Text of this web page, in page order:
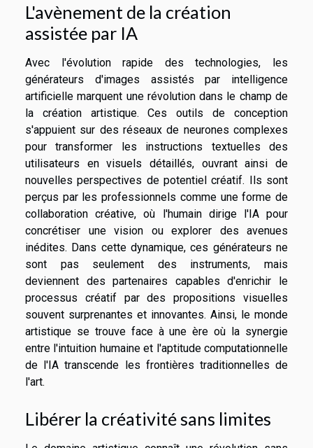
L'avènement de la création
assistée par IA
Avec l'évolution rapide des technologies, les
générateurs d'images assistés par intelligence
artificielle marquent une révolution dans le champ de
la création artistique. Ces outils de conception
s'appuient sur des réseaux de neurones complexes
pour transformer les instructions textuelles des
utilisateurs en visuels détaillés, ouvrant ainsi de
nouvelles perspectives de potentiel créatif. Ils sont
perçus par les professionnels comme une forme de
collaboration créative, où l'humain dirige l'IA pour
concrétiser une vision ou explorer des avenues
inédites. Dans cette dynamique, ces générateurs ne
sont pas seulement des instruments, mais
deviennent des partenaires capables d'enrichir le
processus créatif par des propositions visuelles
souvent surprenantes et innovantes. Ainsi, le monde
artistique se trouve face à une ère où la synergie
entre l'intuition humaine et l'aptitude computationnelle
de l'IA transcende les frontières traditionnelles de
l'art.
Libérer la créativité sans limites